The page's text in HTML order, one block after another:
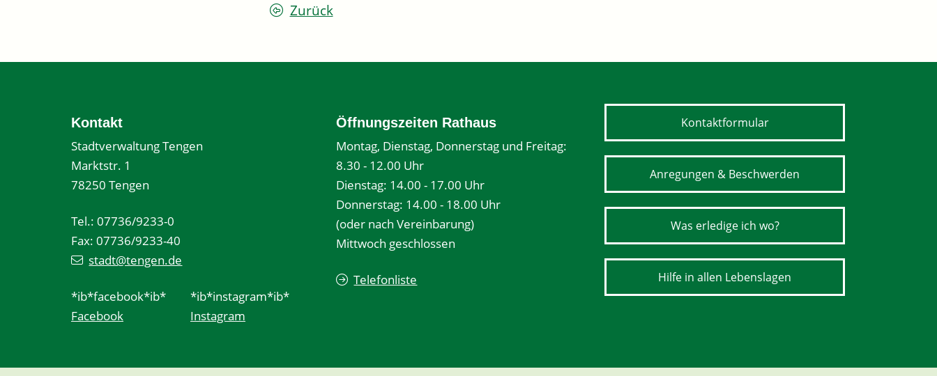
Zurück
Kontakt
Stadtverwaltung Tengen
Marktstr. 1
78250 Tengen
Tel.: 07736/9233-0
Fax: 07736/9233-40
stadt@tengen.de
*ib*facebook*ib*
Facebook
*ib*instagram*ib*
Instagram
Öffnungszeiten Rathaus
Montag, Dienstag, Donnerstag und Freitag:
8.30 - 12.00 Uhr
Dienstag: 14.00 - 17.00 Uhr
Donnerstag: 14.00 - 18.00 Uhr
(oder nach Vereinbarung)
Mittwoch geschlossen
Telefonliste
Kontaktformular
Anregungen & Beschwerden
Was erledige ich wo?
Hilfe in allen Lebenslagen